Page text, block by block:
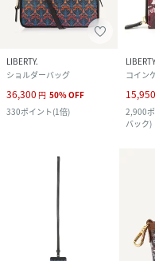
LIBERTY.
ショルダーバッグ
36,300 円 50%OFF
330ポイント(1倍)
15,950
2,900
バック)